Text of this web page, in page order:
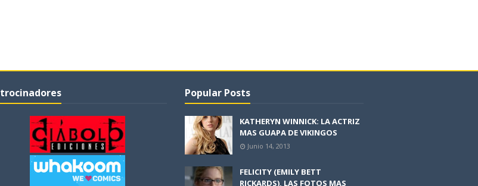
Popular Posts
KATHERYN WINNICK: LA ACTRIZ
MAS GUAPA DE VIKINGOS
Junio 14, 2013
FELICITY (EMILY BETT
RICKARDS), LAS FOTOS MAS